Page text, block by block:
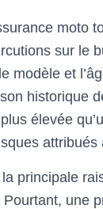
moto
sur le
modèle et
historique
élevée
attribués
principale
une